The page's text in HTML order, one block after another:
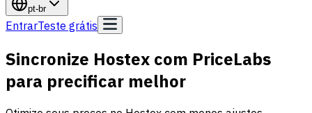
pt-br
EntrarTeste grátis
Sincronize Hostex com PriceLabs
para precificar melhor